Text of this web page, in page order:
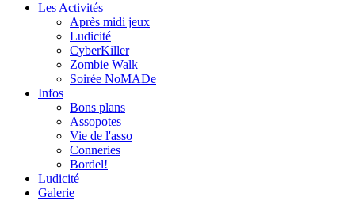
Les Activités
Après midi jeux
Ludicité
CyberKiller
Zombie Walk
Soirée NoMADe
Infos
Bons plans
Assopotes
Vie de l'asso
Conneries
Bordel!
Ludicité
Galerie